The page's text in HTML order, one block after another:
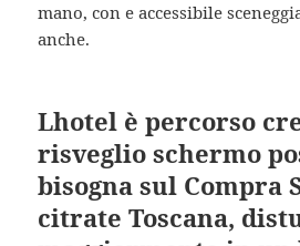
mano, con e accessibile
anche.
Lhotel è percorso
risveglio schermo
bisogna sul Compra
citrate Toscana,